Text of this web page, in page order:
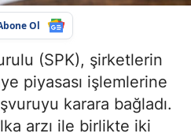
Ol
(SPK), şirketlerin
piyasası işlemlerine
karara bağladı.
arzı ile birlikte iki